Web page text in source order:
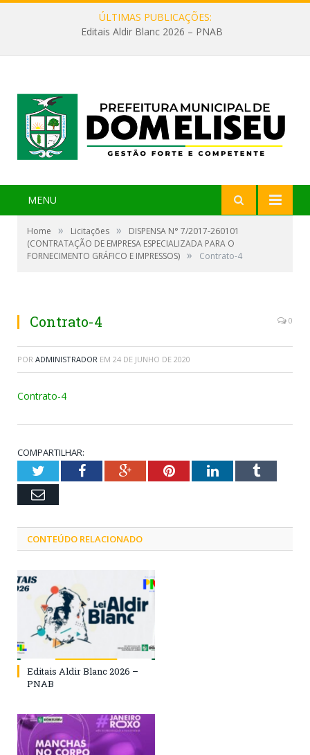
ÚLTIMAS PUBLICAÇÕES:
Editais Aldir Blanc 2026 – PNAB
MENU
Home » Licitações »
DISPENSA N° 7/2017-260101
(CONTRATAÇÃO DE EMPRESA ESPECIALIZADA PARA O
FORNECIMENTO GRÁFICO E IMPRESSOS) » Contrato-4
Contrato-4 0
POR ADMINISTRADOR EM 24 DE JUNHO DE 2020
Contrato-4
COMPARTILHAR:
TwitterFacebookGoogle+PinterestLinkedInTumblr
Email
CONTEÚDO RELACIONADO
Editais Aldir Blanc 2026 –
PNAB